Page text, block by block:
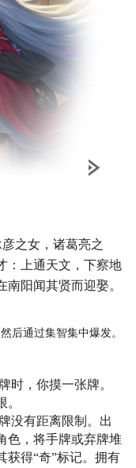
之女，诸葛亮之
：上通天文，下察地
阳闻其贤而迎娶。
后通过集智集中爆发。
时，你摸一张牌。
没有距离限制。出
色，将手牌或弃牌堆
获得“奇”标记。拥有